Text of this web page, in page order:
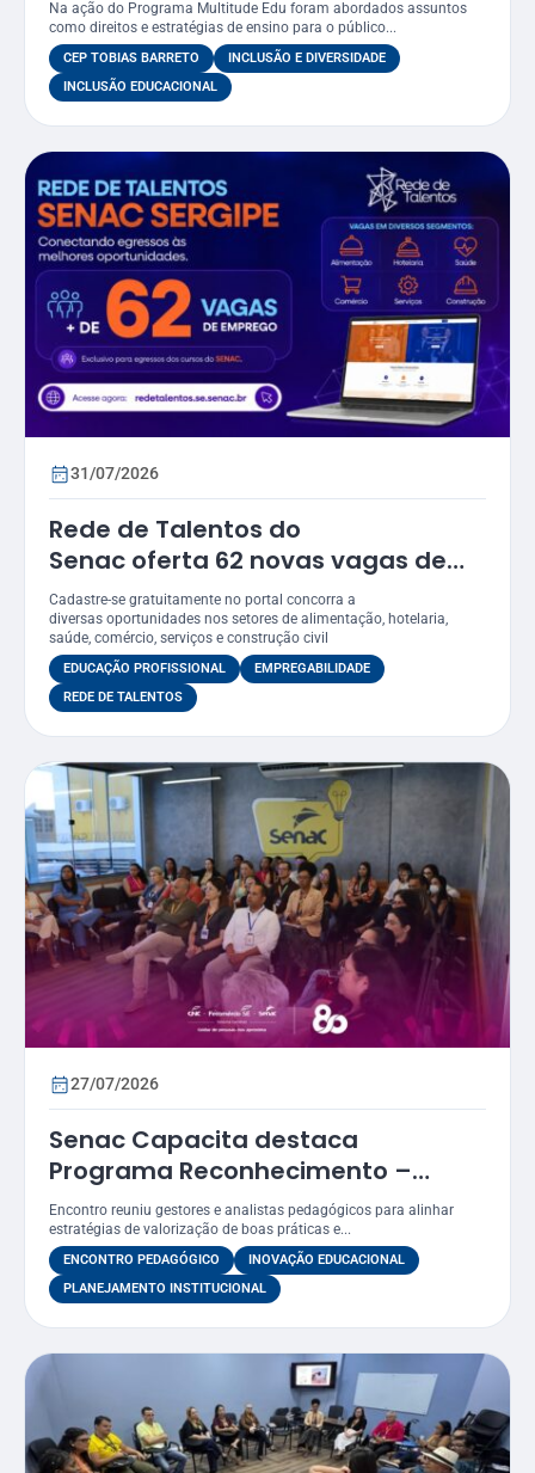
do CEP Tobias Barreto
Na ação do Programa Multitude Edu foram abordados assuntos
como direitos e estratégias de ensino para o público...
CEP TOBIAS BARRETO
INCLUSÃO E DIVERSIDADE
INCLUSÃO EDUCACIONAL
31/07/2026
Rede de Talentos do
Senac oferta 62 novas vagas de
emprego em Sergipe
Cadastre-se gratuitamente no portal concorra a
diversas oportunidades nos setores de alimentação, hotelaria,
saúde, comércio, serviços e construção civil
EDUCAÇÃO PROFISSIONAL
EMPREGABILIDADE
REDE DE TALENTOS
27/07/2026
Senac Capacita destaca
Programa Reconhecimento –
Prêmio Atena como estratégia
para valorizar práticas
educacionais
Encontro reuniu gestores e analistas pedagógicos para alinhar
estratégias de valorização de boas práticas e...
ENCONTRO PEDAGÓGICO
INOVAÇÃO EDUCACIONAL
PLANEJAMENTO INSTITUCIONAL